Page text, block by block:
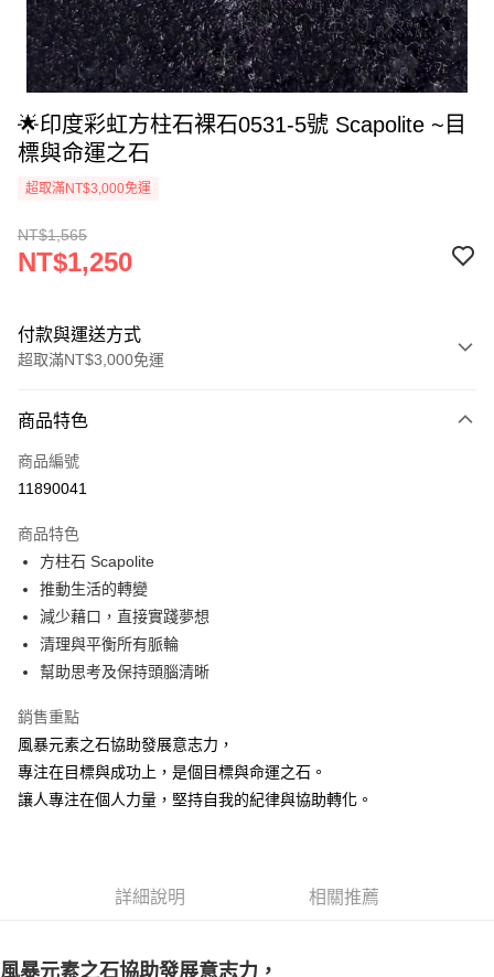
🌟印度彩虹方柱石裸石0531-5號 Scapolite ~目
標與命運之石
超取滿NT$3,000免運
NT$1,565
NT$1,250
付款與運送方式
超取滿NT$3,000免運
信用卡一次付款
超商取貨付款
Apple Pay
街口支付
悠遊付
ATM付款
全家取貨付款
每筆NT$80，滿NT$3,000(含以上)免運費
賣家宅配幫您送（台灣）
商品特色
商品編號
11890041
商品特色
方柱石 Scapolite
推動生活的轉變
減少藉口，直接實踐夢想
清理與平衡所有脈輪
幫助思考及保持頭腦清晰
銷售重點
風暴元素之石協助發展意志力，
專注在目標與成功上，是個目標與命運之石。
讓人專注在個人力量，堅持自我的紀律與協助轉化。
詳細說明 相關推薦
風暴元素之石協助發展意志力，